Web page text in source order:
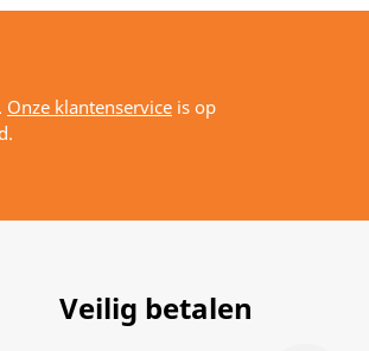
Onze klantenservice is op
Veilig betalen